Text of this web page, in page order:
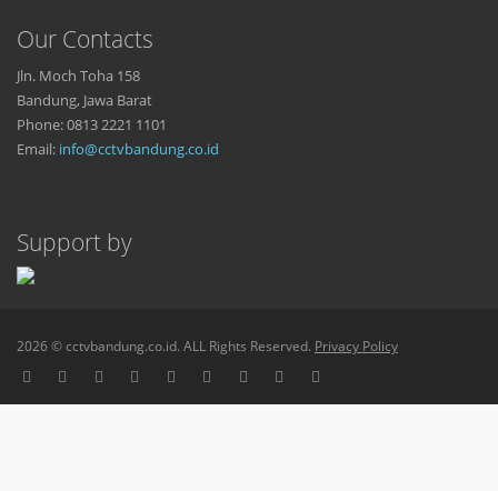
Our Contacts
Jln. Moch Toha 158
Bandung, Jawa Barat
Phone: 0813 2221 1101
Email: info@cctvbandung.co.id
Support by
2026 © cctvbandung.co.id. ALL Rights Reserved. Privacy Policy